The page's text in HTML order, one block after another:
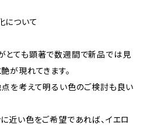
について
とても顕著で数週間で新品では見
が現れてきます。
を考えて明るい色のご検討も良い
近い色をご希望であれば、イエロ